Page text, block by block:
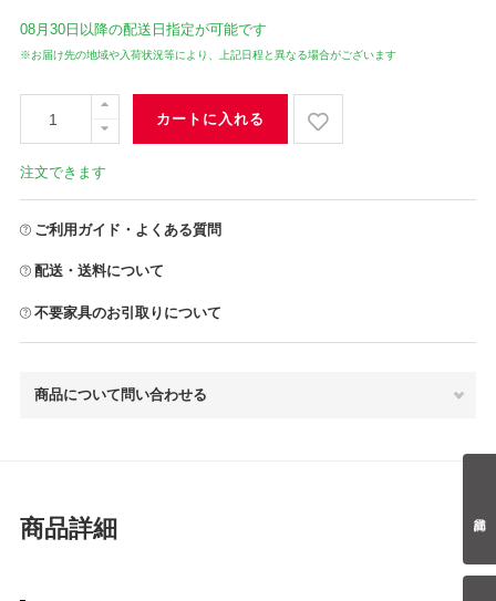
08月30日 以降の配送日指定が可能です
※お届け先の地域や入荷状況等により、上記日程と異なる場合がございます
カートに入れる
注文できます
ご利用ガイド・よくある質問
配送・送料について
不要家具のお引取りについて
商品について問い合わせる
商品詳細